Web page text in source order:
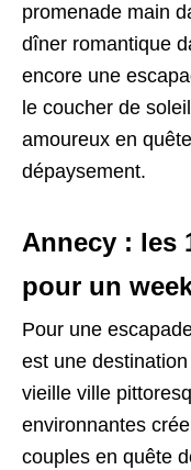
promenade main
dîner romantique
encore une
le coucher de
amoureux en
dépaysement.
Annecy : les
pour un
Pour une
est une
vieille ville
environnantes
couples en quête